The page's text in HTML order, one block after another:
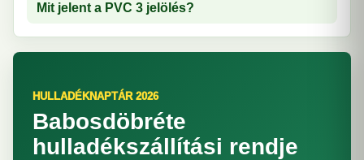
Mit jelent a PVC 3 jelölés?
HULLADÉKNAPTÁR 2026
Babosdöbréte
hulladékszállítási rendje